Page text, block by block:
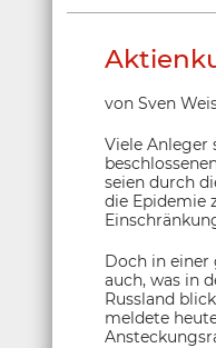
von Sven
Viele Anleger
seien durch
die Epidemie
Doch in einer
auch, was in
Russland
meldete